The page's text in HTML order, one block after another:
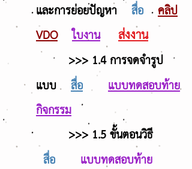
และการย่อยปัญหา สื่อ
คลิป
VDO
ใบงาน ส่งงาน
>>> 1.4 การจดจำรูป
แบบ สื่อ
แบบทดสอบท้าย
กิจกรรม
>>> 1.5 ขั้นตอนวิธี
สื่อ
แบบทดสอบท้าย